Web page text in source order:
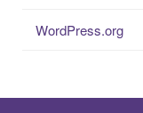
WordPress.org